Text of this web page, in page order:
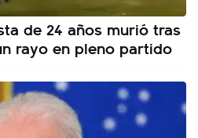
de 24 años murió tras
rayo en pleno partido